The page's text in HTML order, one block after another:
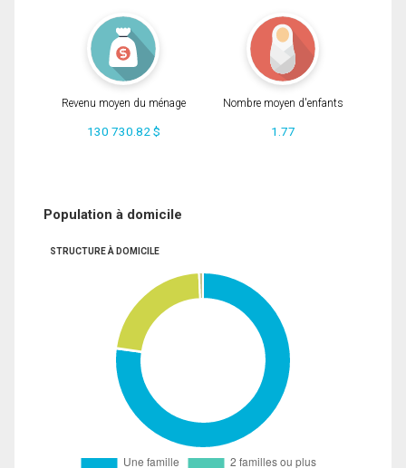
Revenu moyen du ménage
130 730.82 $
Nombre moyen d'enfants
1.77
Population à domicile
STRUCTURE À DOMICILE